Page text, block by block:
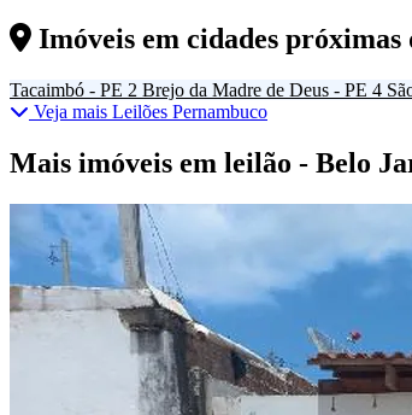
Imóveis em cidades próximas
Tacaimbó - PE 2 Brejo da Madre de Deus - PE 4
Veja mais Leilões Pernambuco
Mais imóveis em leilão - Belo